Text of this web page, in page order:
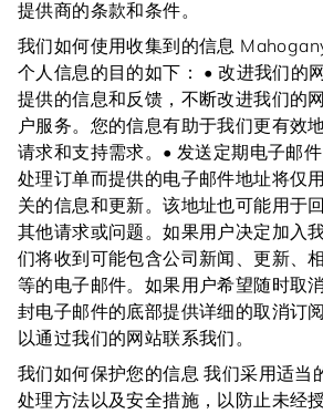
提供商的条款和条件。
我们如何使用收集到的信息
个人信息的目的如下： • 改进我们的
提供的信息和反馈，不断改进我们的
户服务。您的信息有助于我们更有效
请求和支持需求。• 发送定期电子邮
处理订单而提供的电子邮件地址将仅
关的信息和更新。该地址也可能用于
其他请求或问题。如果用户决定加入
们将收到可能包含公司新闻、更新、
等的电子邮件。如果用户希望随时取
封电子邮件的底部提供详细的取消订
以通过我们的网站联系我们。
我们如何保护您的信息 我们采用适当
处理方法以及安全措施，以防止未经